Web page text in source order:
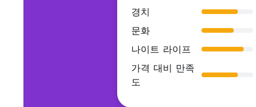
경치
문화
나이트 라이프
가격 대비 만족
도